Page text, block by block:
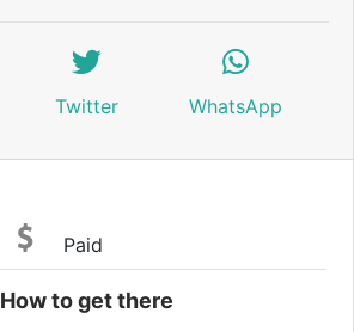
Twitter WhatsApp
Paid
How to get there